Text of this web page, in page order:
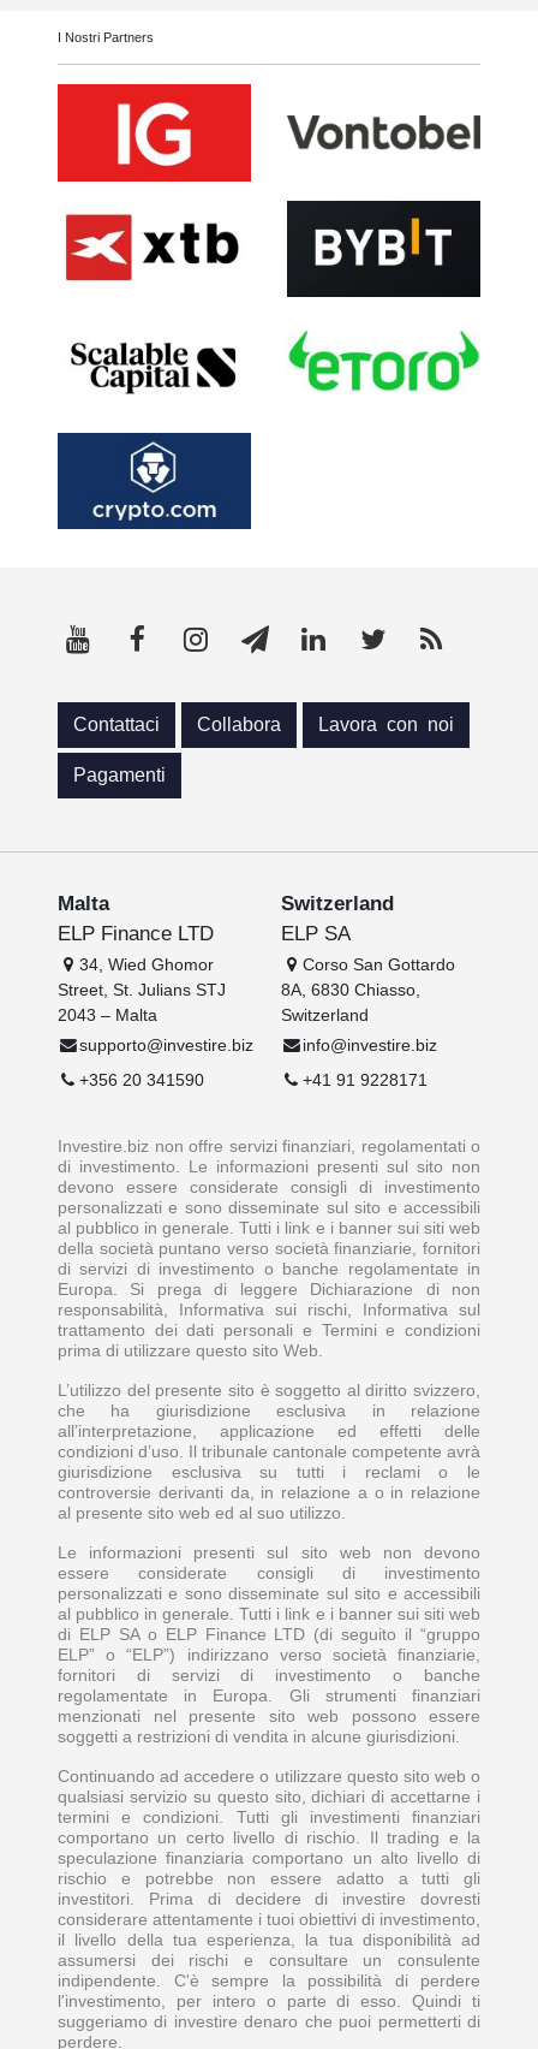
I Nostri Partners
Contattaci Collabora Lavora con noi
Pagamenti
Malta
ELP Finance LTD
34, Wied Ghomor
Street, St. Julians STJ
2043 – Malta
supporto@investire.biz
+356 20 341590
Switzerland
ELP SA
Corso San Gottardo
8A, 6830 Chiasso,
Switzerland
info@investire.biz
+41 91 9228171
Investire.biz non offre servizi finanziari, regolamentati o
di investimento. Le informazioni presenti sul sito non
devono essere considerate consigli di investimento
personalizzati e sono disseminate sul sito e accessibili
al pubblico in generale. Tutti i link e i banner sui siti web
della società puntano verso società finanziarie, fornitori
di servizi di investimento o banche regolamentate in
Europa. Si prega di leggere Dichiarazione di non
responsabilità, Informativa sui rischi, Informativa sul
trattamento dei dati personali e Termini e condizioni
prima di utilizzare questo sito Web.
L’utilizzo del presente sito è soggetto al diritto svizzero,
che ha giurisdizione esclusiva in relazione
all’interpretazione, applicazione ed effetti delle
condizioni d’uso. Il tribunale cantonale competente avrà
giurisdizione esclusiva su tutti i reclami o le
controversie derivanti da, in relazione a o in relazione
al presente sito web ed al suo utilizzo.
Le informazioni presenti sul sito web non devono
essere considerate consigli di investimento
personalizzati e sono disseminate sul sito e accessibili
al pubblico in generale. Tutti i link e i banner sui siti web
di ELP SA o ELP Finance LTD (di seguito il “gruppo
ELP” o “ELP”) indirizzano verso società finanziarie,
fornitori di servizi di investimento o banche
regolamentate in Europa. Gli strumenti finanziari
menzionati nel presente sito web possono essere
soggetti a restrizioni di vendita in alcune giurisdizioni.
Continuando ad accedere o utilizzare questo sito web o
qualsiasi servizio su questo sito, dichiari di accettarne i
termini e condizioni. Tutti gli investimenti finanziari
comportano un certo livello di rischio. Il trading e la
speculazione finanziaria comportano un alto livello di
rischio e potrebbe non essere adatto a tutti gli
investitori. Prima di decidere di investire dovresti
considerare attentamente i tuoi obiettivi di investimento,
il livello della tua esperienza, la tua disponibilità ad
assumersi dei rischi e consultare un consulente
indipendente. C'è sempre la possibilità di perdere
l'investimento, per intero o parte di esso. Quindi ti
suggeriamo di investire denaro che puoi permetterti di
perdere.